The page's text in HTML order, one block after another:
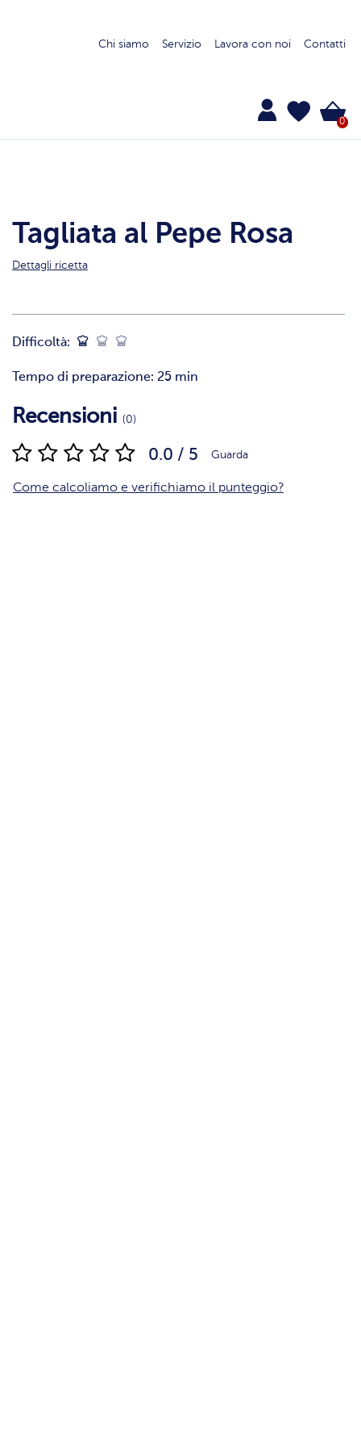
Chi siamo Servizio Lavora con noi Contatti
0
Tagliata al Pepe Rosa
Dettagli ricetta
Difficoltà:
Tempo di preparazione: 25 min
Recensioni (0)
0.0 / 5 Guarda
Come calcoliamo e verifichiamo il punteggio?